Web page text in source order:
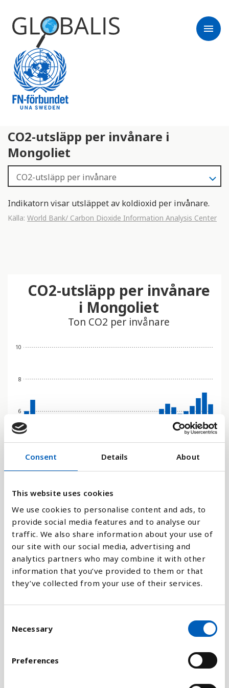
Consent Details About
This website uses cookies
We use cookies to personalise content and ads, to
provide social media features and to analyse our
traffic. We also share information about your use of
our site with our social media, advertising and
analytics partners who may combine it with other
information that you’ve provided to them or that
they’ve collected from your use of their services.
Necessary
Preferences
menu
CO2-utsläpp per invånare i
Mongoliet
Indikatorn visar utsläppet av koldioxid per invånare.
Källa: World Bank/ Carbon Dioxide Information Analysis Center
0
4
6
8
10
199019911992 19931994199519961997 19981999200020012002200320042005200620072008200920102011201220132014201520162017 20182019
CO2-utsläpp per invånare
i Mongoliet
Ton CO2 per invånare
Stapeldiagram
Linje
Platt
Jämför med: